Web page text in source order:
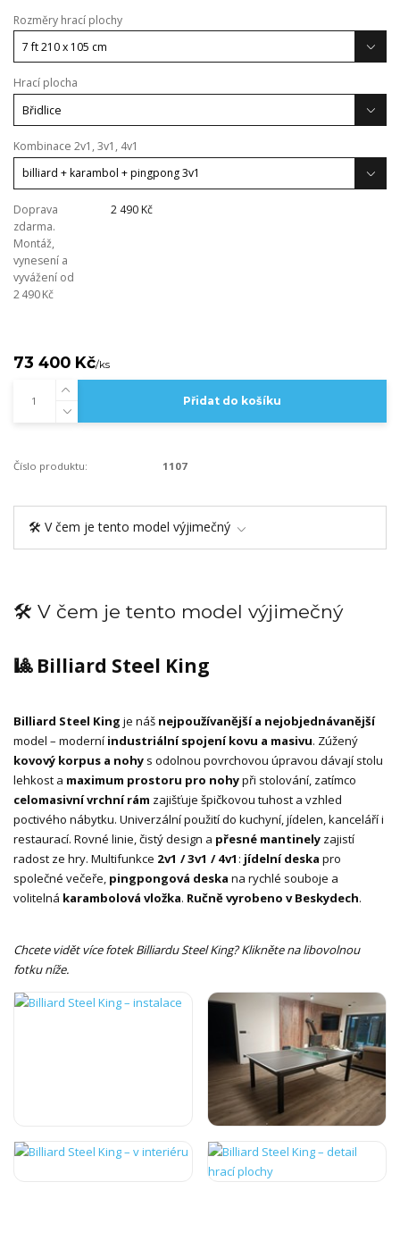
Rozměry hrací plochy
Hrací plocha
Kombinace 2v1, 3v1, 4v1
Doprava
zdarma.
Montáž,
vynesení a
vyvážení od
2 490 Kč
2 490 Kč
73 400 Kč/ks
Přidat do košíku
Číslo produktu: 1107
🛠️ V čem je tento model výjimečný
🛠️ V čem je tento model výjimečný
🎱 Billiard Steel King
Billiard Steel King je náš nejpoužívanější a nejobjednávanější
model – moderní industriální spojení kovu a masivu. Zúžený
kovový korpus a nohy s odolnou povrchovou úpravou dávají stolu
lehkost a maximum prostoru pro nohypři stolování, zatímco
celomasivní vrchní rám zajišťuje špičkovou tuhost a vzhled
poctivého nábytku. Univerzální použití do kuchyní, jídelen, kanceláří i
restaurací. Rovné linie, čistý design a přesné mantinely zajistí
radost ze hry. Multifunkce 2v1 / 3v1 / 4v1 : jídelní deska pro
společné večeře, pingpongová deska na rychlé souboje a
volitelná karambolová vložka. Ručně vyrobeno v Beskydech.
Chcete vidět více fotek Billiardu Steel King? Klikněte na libovolnou
fotku níže.